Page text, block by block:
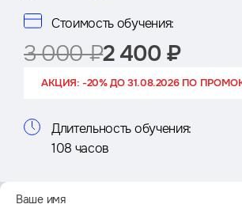
Стоимость обучения:
3 000 ₽2 400 ₽
АКЦИЯ: -20% ДО 31.08.2026 ПО
Длительность обучения:
108 часов